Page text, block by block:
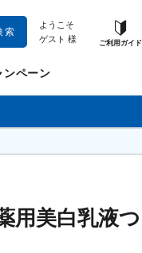
索
ようこそ
ゲスト 様 ご利用ガイド
ンペーン
用美白乳液つ